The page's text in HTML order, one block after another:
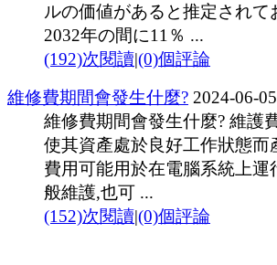
ルの価値があると推定されて
2032年の間に11％ ...
(192)次閱讀|(0)個評論
維修費期間會發生什麼? 2024-06-05
維修費期間會發生什麼? 維護
使其資產處於良好工作狀態而
費用可能用於在電腦系統上
般維護,也可 ...
(152)次閱讀|(0)個評論